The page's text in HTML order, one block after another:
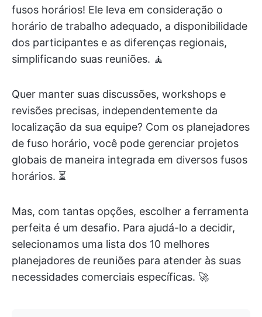
fusos horários! Ele leva em consideração o
horário de trabalho adequado, a disponibilidade
dos participantes e as diferenças regionais,
simplificando suas reuniões. 🧘
Quer manter suas discussões, workshops e
revisões precisas, independentemente da
localização da sua equipe? Com os planejadores
de fuso horário, você pode gerenciar projetos
globais de maneira integrada em diversos fusos
horários. ⏳
Mas, com tantas opções, escolher a ferramenta
perfeita é um desafio. Para ajudá-lo a decidir,
selecionamos uma lista dos 10 melhores
planejadores de reuniões para atender às suas
necessidades comerciais específicas. 🚀